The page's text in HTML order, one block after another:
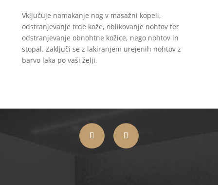
Vključuje namakanje nog v masažni kopeli,
odstranjevanje trde kože, oblikovanje nohtov ter
odstranjevanje obnohtne kožice, nego nohtov in
stopal. Zaključi se z lakiranjem urejenih nohtov z
barvo laka po vaši želji.